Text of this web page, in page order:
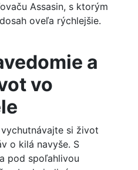
Assasin, s ktorým
oveľa rýchlejšie.
a
vo
si život
o kilá navyše. S
pod spoľahlivou